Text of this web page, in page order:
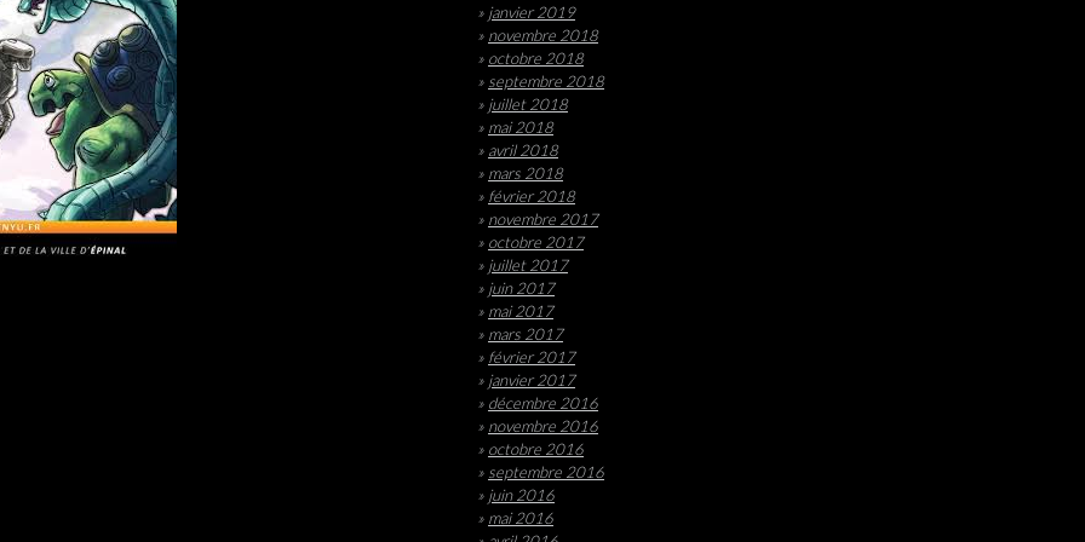
janvier 2019
novembre 2018
octobre 2018
septembre 2018
juillet 2018
mai 2018
avril 2018
mars 2018
février 2018
novembre 2017
octobre 2017
juillet 2017
juin 2017
mai 2017
mars 2017
février 2017
janvier 2017
décembre 2016
novembre 2016
octobre 2016
septembre 2016
juin 2016
mai 2016